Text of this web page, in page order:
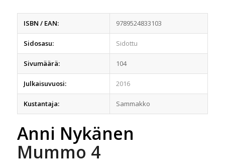
ISBN / EAN: 9789524833103
Sidosasu: Sidottu
Sivumäärä: 104
Julkaisuvuosi: 2016
Kustantaja: Sammakko
Anni Nykänen
Mummo 4